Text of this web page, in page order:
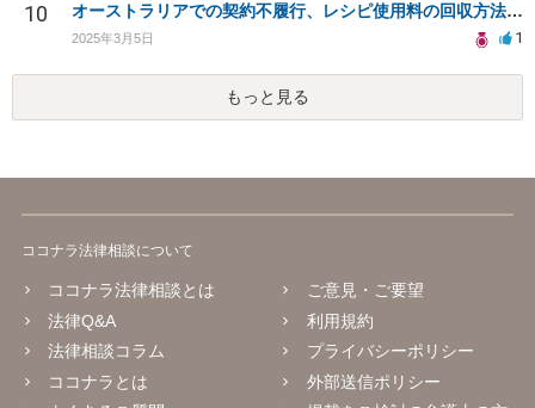
10 オーストラリアでの契約不履行、レシピ使用料の回収方法は？
2025年3月5日 1
もっと見る
ココナラ法律相談について
ココナラ法律相談とは
法律Q&A
法律相談コラム
ココナラとは
ご意見・ご要望
利用規約
プライバシーポリシー
外部送信ポリシー